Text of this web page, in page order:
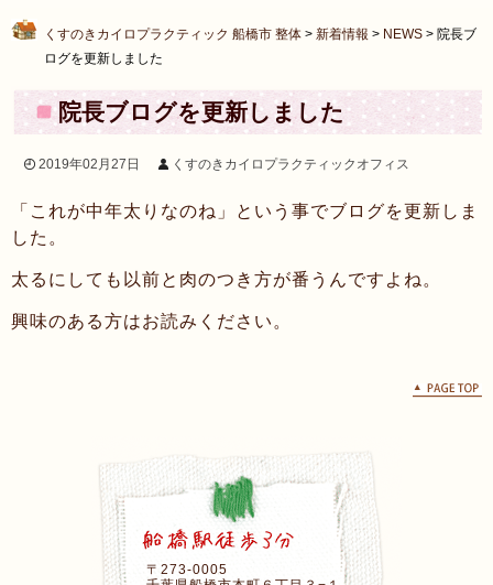
くすのきカイロプラクティック 船橋市 整体 > 新着情報 > NEWS > 院長ブ
ログを更新しました
院長ブログを更新しました
2019年02月27日 くすのきカイロプラクティックオフィス
「これが中年太りなのね」という事でブログを更新しま
した。
太るにしても以前と肉のつき方が番うんですよね。
興味のある方はお読みください。
〒273-0005